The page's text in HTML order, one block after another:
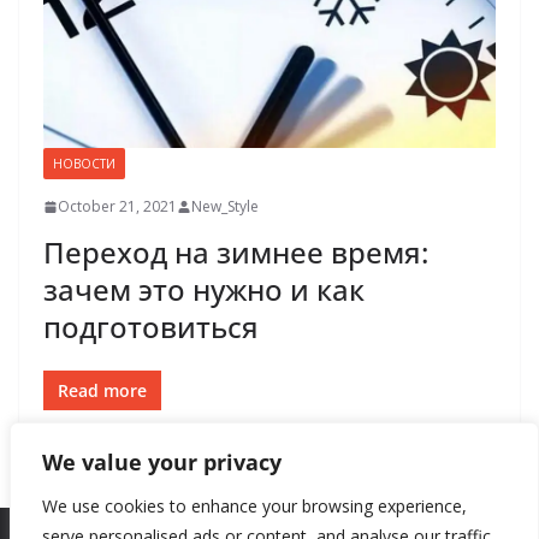
We value your privacy
We use cookies to enhance your browsing experience,
НОВОСТИ
October 21, 2021 New_Style
Переход на зимнее время:
зачем это нужно и как
подготовиться
Read more